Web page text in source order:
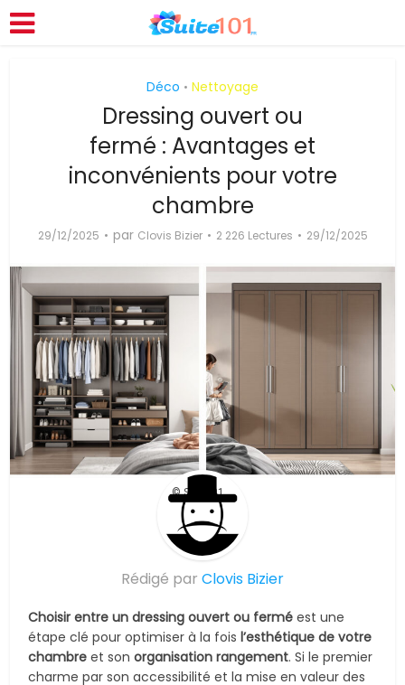
Déco • Nettoyage
Dressing ouvert ou
fermé : Avantages et
inconvénients pour votre
chambre
29/12/2025 par Clovis Bizier 2 226 Lectures 29/12/2025
© Suite101
Rédigé par Clovis Bizier
Choisir entre un dressing ouvert ou fermé est une
étape clé pour optimiser à la foisl’esthétique de votre
chambre et sonorganisation rangement. Si le premier
charme par son accessibilité et la mise en valeur des